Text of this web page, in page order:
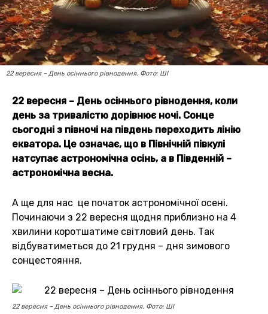
22 вересня – День осіннього рівнодення. Фото: ШІ
22 вересня – День осіннього рівнодення, коли
день за тривалістю дорівнює ночі. Сонце
сьогодні з півночі на південь переходить лінію
екватора. Це означає, що в Північній півкулі
натсупає астрономічна осінь, а в Південній –
астрономічна весна.
А ще для нас це початок астрономічної осені.
Починаючи з 22 вересня щодня приблизно на 4
хвилини коротшатиме світловий день. Так
відбуватиметься до 21 грудня – дня зимового
сонцестояння.
22 вересня – День осіннього рівнодення. Фото: ШІ